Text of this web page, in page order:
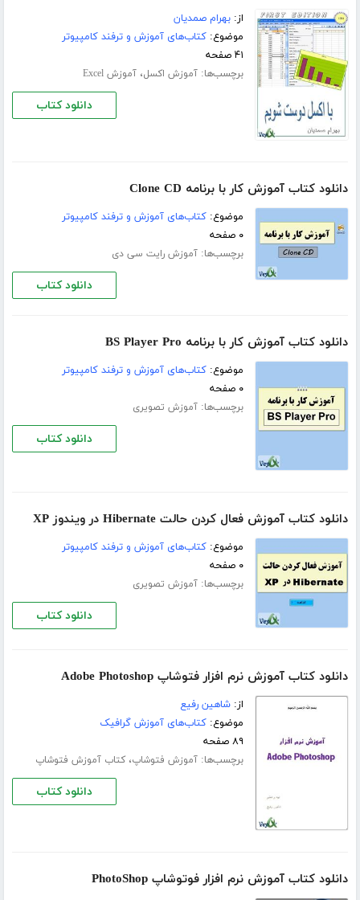
از:بهرام صمدیان
موضوع:کتاب‌های آموزش و ترفند کامپیوتر
۴۱ صفحه
برچسب‌ها:آموزش اکسل،آموزش Excel
دانلود کتاب
دانلود کتاب آموزش کار با برنامه Clone CD
موضوع:کتاب‌های آموزش و ترفند کامپیوتر
۰ صفحه
برچسب‌ها:آموزش رایت سی دی
دانلود کتاب
دانلود کتاب آموزش کار با برنامه BS Player Pro
موضوع:کتاب‌های آموزش و ترفند کامپیوتر
۰ صفحه
برچسب‌ها:آموزش تصویری
دانلود کتاب
دانلود کتاب آموزش فعال کردن حالت Hibernate در ویندوز XP
موضوع:کتاب‌های آموزش و ترفند کامپیوتر
۰ صفحه
برچسب‌ها:آموزش تصویری
دانلود کتاب
دانلود کتاب آموزش نرم افزار فتوشاپ Adobe Photoshop
از:شاهین رفیع
موضوع:کتاب‌های آموزش گرافیک
۸۹ صفحه
برچسب‌ها:آموزش فتوشاپ،کتاب آموزش فتوشاپ
دانلود کتاب
دانلود کتاب آموزش نرم افزار فوتوشاپ PhotoShop